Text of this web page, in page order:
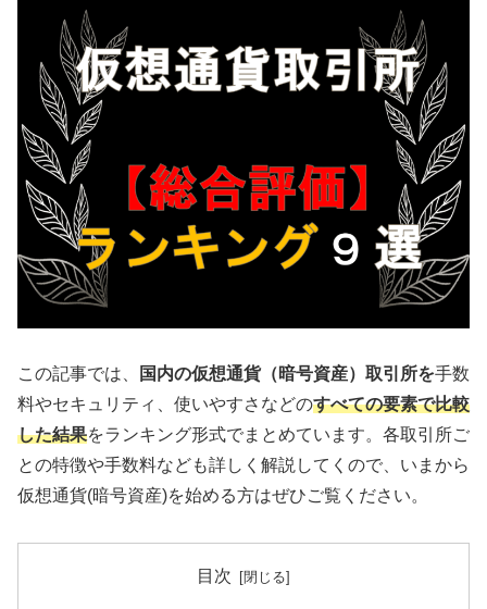
この記事では、 国内の仮想通貨（暗号資産）取引所を手数
料やセキュリティ、使いやすさなどのすべての要素で比較
した結果をランキング形式でまとめています。各取引所ご
との特徴や手数料なども詳しく解説してくので、いまから
仮想通貨(暗号資産)を始める方はぜひご覧ください。
目次